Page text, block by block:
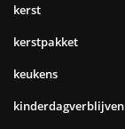
kerst
kerstpakket
keukens
kinderdagverblijven